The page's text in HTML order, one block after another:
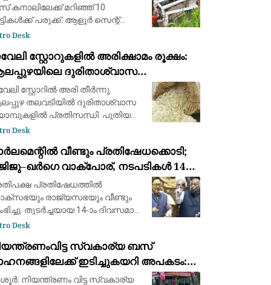
കനാലിലേക്ക് മറിഞ്ഞ് 10
പരുക്ക്. ആളൂര്‍ സെന്റ്
സ്‌കൂളിലെ ബസാണ്
മാറ്റിയെന്നാണ്
ആരുട
Desk
സ്റ്റോറുകളിൽ അരിക്ഷാമം രൂക്ഷം:
ദുരിതാശ്വാസ
പ്രവർത്തനം
സ്റ്റോറിൽ അരി തീർന്നു.
തലവടിയിൽ ദുരിതാശ്വാസ
പ്രതിസന്ധി. പുതിയ
രാവിലെ എട്ടു മണി മുതൽ
ഒരുമിച്ച് ഭക്ഷണം
കഞ്ഞി
Desk
വീണ്ടും പ്രതിഷേധക്കൊടി;
വാക്പോര്, നടപടികൾ 14-ാം
സ്തംഭിച്ചു
പ്രതിഷേധത്തിൽ
രാജ്യസഭയും വീണ്ടും
തുടർച്ചയായ 14-ാം ദിവസമാണ്
നടപടികൾ തടസ്സപ്പെടുന്നത്.
കേന്ദ്ര ആഭ്യന്തരമന്ത്രി
ഷായുടെ മ
Desk
സ്വകാര്യ ബസ്
ഇടിച്ചുകയറി അപകടം:
മരണം, എട്ട് പേർക്ക് പരിക്ക്
നിയന്ത്രണം വിട്ട സ്വകാര്യ